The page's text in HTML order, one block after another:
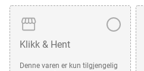
Klikk & Hent
Denne varen er kun tilgjengelig